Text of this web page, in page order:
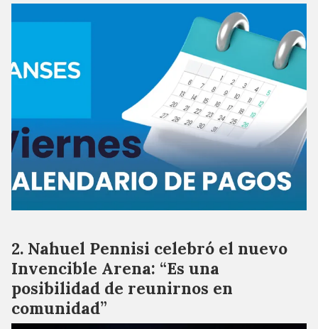
Nahuel Pennisi celebró el nuevo
Invencible Arena: “Es una
posibilidad de reunirnos en
comunidad”